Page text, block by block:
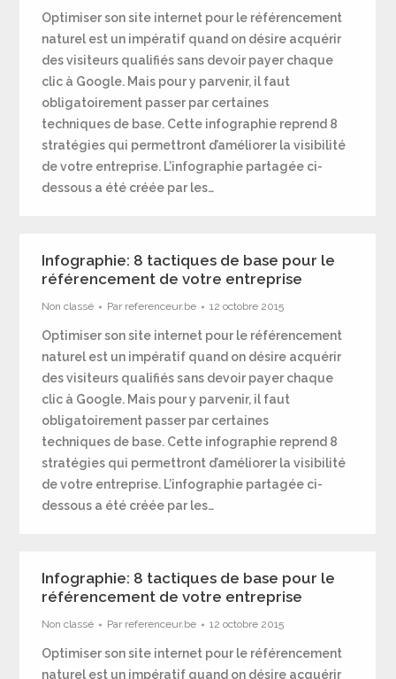
Optimiser son site internet pour le référencement
naturel est un impératif quand on désire acquérir
des visiteurs qualifiés sans devoir payer chaque
clic à Google. Mais pour y parvenir, il faut
obligatoirement passer par certaines
techniques de base. Cette infographie reprend 8
stratégies qui permettront d’améliorer la visibilité
de votre entreprise. L’infographie partagée ci-
dessous a été créée par les…
Infographie: 8 tactiques de base pour le
référencement de votre entreprise
Non classé Par referenceur.be 12 octobre 2015
Optimiser son site internet pour le référencement
naturel est un impératif quand on désire acquérir
des visiteurs qualifiés sans devoir payer chaque
clic à Google. Mais pour y parvenir, il faut
obligatoirement passer par certaines
techniques de base. Cette infographie reprend 8
stratégies qui permettront d’améliorer la visibilité
de votre entreprise. L’infographie partagée ci-
dessous a été créée par les…
Infographie: 8 tactiques de base pour le
référencement de votre entreprise
Non classé Par referenceur.be 12 octobre 2015
Optimiser son site internet pour le référencement
naturel est un impératif quand on désire acquérir